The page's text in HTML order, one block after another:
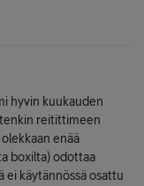
hyvin kuukauden
reitittimeen
enää
boxilta) odottaa
ei käytännössä osattu